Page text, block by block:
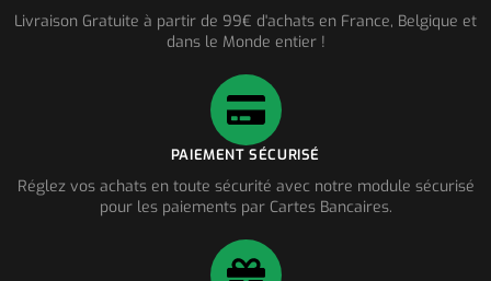
Livraison Gratuite à partir de 99€ d'achats en France, Belgique et
dans le Monde entier !
PAIEMENT SÉCURISÉ
Réglez vos achats en toute sécurité avec notre module sécurisé
pour les paiements par Cartes Bancaires.